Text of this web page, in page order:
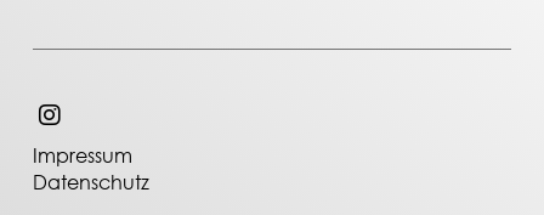
Impressum
Datenschutz